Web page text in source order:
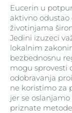
Eucerin u
aktivno odustao
životinjama
Jedini izuzeci
lokalnim
bezbednosnu
mogu sprovesti
odobravanja
ne koristimo za
jer se
priznate